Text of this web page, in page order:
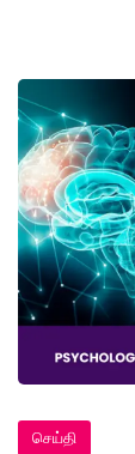
செய்தி